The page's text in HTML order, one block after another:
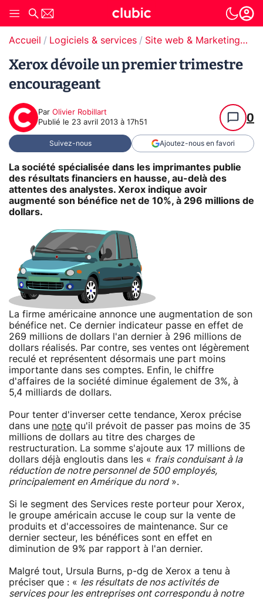
Accueil Logiciels & services Site web & Marketing Digital
Xerox dévoile un premier trimestre
encourageant
Par Olivier Robillart
Publié le 23 avril 2013 à 17h51 0
Suivez-nous Ajoutez-nous en favori
La société spécialisée dans les imprimantes publie
des résultats financiers en hausse, au-delà des
attentes des analystes. Xerox indique avoir
augmenté son bénéfice net de 10%, à 296 millions de
dollars.
La firme américaine annonce une augmentation de son
bénéfice net. Ce dernier indicateur passe en effet de
269 millions de dollars l'an dernier à 296 millions de
dollars réalisés. Par contre, ses ventes ont légèrement
reculé et représentent désormais une part moins
importante dans ses comptes. Enfin, le chiffre
d'affaires de la société diminue également de 3%, à
5,4 milliards de dollars.
Pour tenter d'inverser cette tendance, Xerox précise
dans une note qu'il prévoit de passer pas moins de 35
millions de dollars au titre des charges de
restructuration. La somme s'ajoute aux 17 millions de
dollars déjà engloutis dans les « frais conduisant à la
réduction de notre personnel de 500 employés,
principalement en Amérique du nord».
Si le segment des Services reste porteur pour Xerox,
le groupe américain accuse le coup sur la vente de
produits et d'accessoires de maintenance. Sur ce
dernier secteur, les bénéfices sont en effet en
diminution de 9% par rapport à l'an dernier.
Malgré tout, Ursula Burns, p-dg de Xerox a tenu à
préciser que : « les résultats de nos activités de
services pour les entreprises ont correspondu à notre